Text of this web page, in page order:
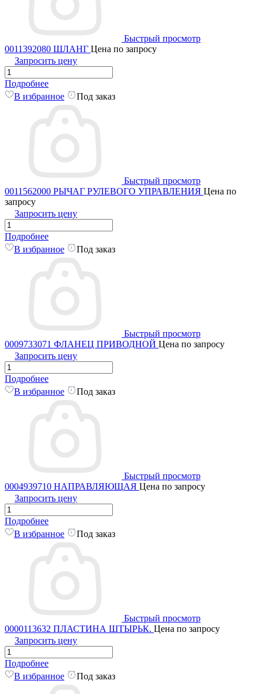
Быстрый просмотр
0011392080 ШЛАНГ Цена по запросу
Запросить цену
Подробнее
В избранное
Под заказ
Быстрый просмотр
0011562000 РЫЧАГ РУЛЕВОГО УПРАВЛЕНИЯ Цена по
запросу
Запросить цену
Подробнее
В избранное
Под заказ
Быстрый просмотр
0009733071 ФЛАНЕЦ ПРИВОДНОЙ Цена по запросу
Запросить цену
Подробнее
В избранное
Под заказ
Быстрый просмотр
0004939710 НАПРАВЛЯЮЩАЯ Цена по запросу
Запросить цену
Подробнее
В избранное
Под заказ
Быстрый просмотр
0000113632 ПЛАСТИНА ШТЫРЬК. Цена по запросу
Запросить цену
Подробнее
В избранное
Под заказ